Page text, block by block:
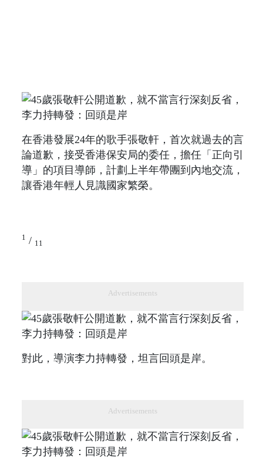
在香港發展24年的歌手張敬軒，首次就過去的言
論道歉，接受香港保安局的委任，擔任「正向引
導」的項目導師，計劃上半年帶團到內地交流，
讓香港年輕人見識國家繁榮。
1 / 11
Advertisements
對此，導演李力持轉發，坦言回頭是岸。
Advertisements